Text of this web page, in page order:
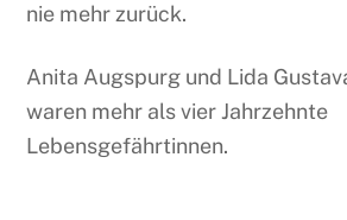
nie mehr zurück.
Anita Augspurg und Lida
waren mehr als vier Jahrzehnte
Lebensgefährtinnen.